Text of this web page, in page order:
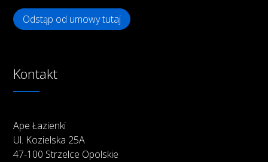
Odstąp od umowy tutaj
Kontakt
Ape Łazienki
Ul. Kozielska 25A
47-100 Strzelce Opolskie